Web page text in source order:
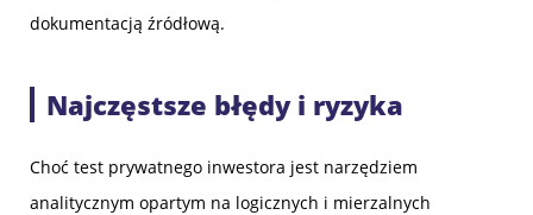
dokumentacją źródłową.
Najczęstsze błędy i ryzyka
Choć test prywatnego inwestora jest narzędziem
analitycznym opartym na logicznych i mierzalnych